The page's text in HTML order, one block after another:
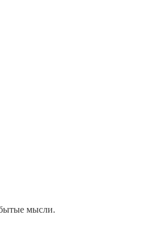
мысли.